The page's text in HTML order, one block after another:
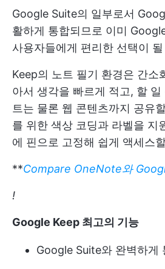
Google Suite의 일부로서
활하게 통합되므로 이미
사용자들에게 편리한 선택이
Keep의 노트 필기 환경은 간소
아서 생각을 빠르게 적고, 할 일
트는 물론 웹 콘텐츠까지 공유
를 위한 색상 코딩과 라벨을 지
에 핀으로 고정해 쉽게 액세스
**Compare OneNote와
!
Google Keep 최고의 기능
Google Suite와 완벽하게